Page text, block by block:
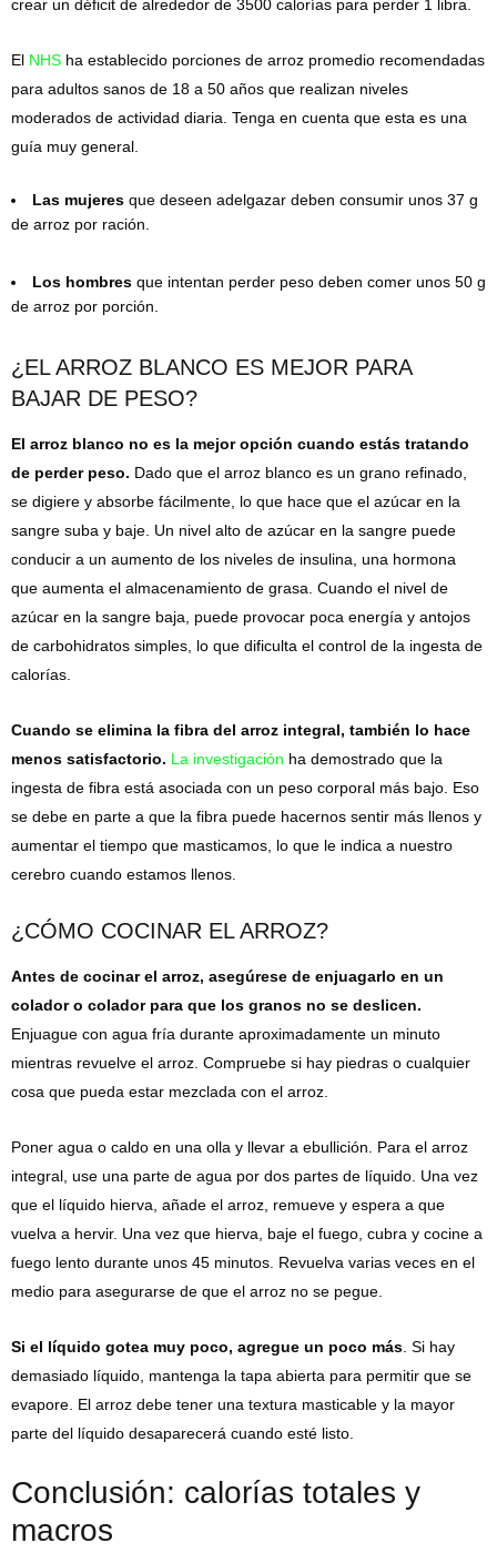
crear un déficit de alrededor de 3500 calorías para perder 1 libra.
El NHS ha establecido porciones de arroz promedio recomendadas
para adultos sanos de 18 a 50 años que realizan niveles
moderados de actividad diaria. Tenga en cuenta que esta es una
guía muy general.
Las mujeres que deseen adelgazar deben consumir unos 37 g
de arroz por ración.
Los hombres que intentan perder peso deben comer unos 50 g
de arroz por porción.
¿EL ARROZ BLANCO ES MEJOR PARA
BAJAR DE PESO?
El arroz blanco no es la mejor opción cuando estás tratando
de perder peso. Dado que el arroz blanco es un grano refinado,
se digiere y absorbe fácilmente, lo que hace que el azúcar en la
sangre suba y baje. Un nivel alto de azúcar en la sangre puede
conducir a un aumento de los niveles de insulina, una hormona
que aumenta el almacenamiento de grasa. Cuando el nivel de
azúcar en la sangre baja, puede provocar poca energía y antojos
de carbohidratos simples, lo que dificulta el control de la ingesta de
calorías.
Cuando se elimina la fibra del arroz integral, también lo hace
menos satisfactorio. La investigación ha demostrado que la
ingesta de fibra está asociada con un peso corporal más bajo. Eso
se debe en parte a que la fibra puede hacernos sentir más llenos y
aumentar el tiempo que masticamos, lo que le indica a nuestro
cerebro cuando estamos llenos.
¿CÓMO COCINAR EL ARROZ?
Antes de cocinar el arroz, asegúrese de enjuagarlo en un
colador o colador para que los granos no se deslicen.
Enjuague con agua fría durante aproximadamente un minuto
mientras revuelve el arroz. Compruebe si hay piedras o cualquier
cosa que pueda estar mezclada con el arroz.
Poner agua o caldo en una olla y llevar a ebullición. Para el arroz
integral, use una parte de agua por dos partes de líquido. Una vez
que el líquido hierva, añade el arroz, remueve y espera a que
vuelva a hervir. Una vez que hierva, baje el fuego, cubra y cocine a
fuego lento durante unos 45 minutos. Revuelva varias veces en el
medio para asegurarse de que el arroz no se pegue.
Si el líquido gotea muy poco, agregue un poco más. Si hay
demasiado líquido, mantenga la tapa abierta para permitir que se
evapore. El arroz debe tener una textura masticable y la mayor
parte del líquido desaparecerá cuando esté listo.
Conclusión: calorías totales y
macros